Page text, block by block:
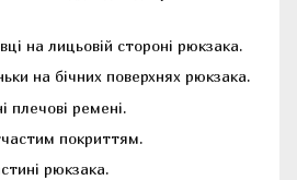
на лицьовій стороні рюкзака.
на бічних поверхнях рюкзака.
плечові ремені.
покриттям.
рюкзака.